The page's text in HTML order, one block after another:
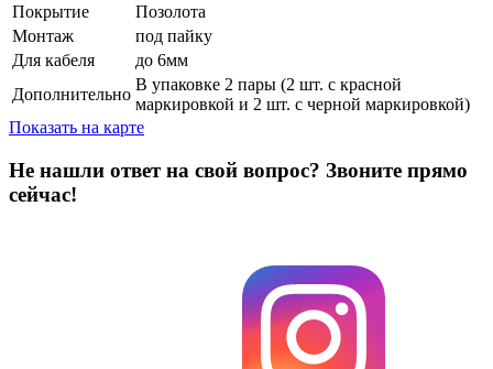
Покрытие
Позолота
Монтаж
под пайку
Для кабеля
до 6мм
Дополнительно
В упаковке 2 пары (2 шт. с красной
маркировкой и 2 шт. с черной маркировкой)
Показать на карте
Не нашли ответ на свой вопрос? Звоните прямо
сейчас!